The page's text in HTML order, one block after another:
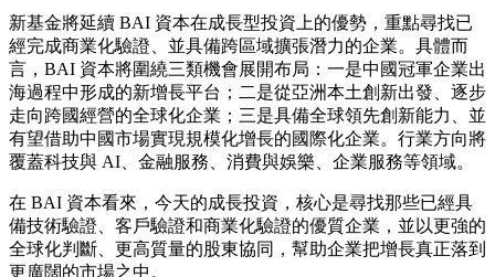
元。在全球資本配置趨於審慎、成長投資重新回到商業驗證和
兌現能力的背景下，此次首關體現了機構投資人對 BAI 資本
長期業績、亞洲科技生態積累及全球化投資能力的認可。
自 2008 年成立以來，BAI 資本已走過 18 年發展歷程，累計收
穫 22 個 IPO 和 51 個併購與轉讓退出。一路走來，BAI 持續
在變化的市場環境中迭代自己的投資方法和組織能力，也逐步
何跨越地域邊界，成長為真正面向全球市場的長期價值創造
者。
新基金將延續 BAI 資本在成長型投資上的優勢，重點尋找已